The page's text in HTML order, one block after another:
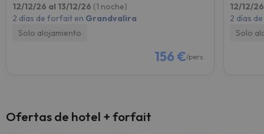
12/12/26 al 13/12/26 (1 noche)
2 días de forfait en Grandvalira
Solo alojamiento
156 €/pers.
12/12/
2 días
Solo
Ofertas de hotel + forfait